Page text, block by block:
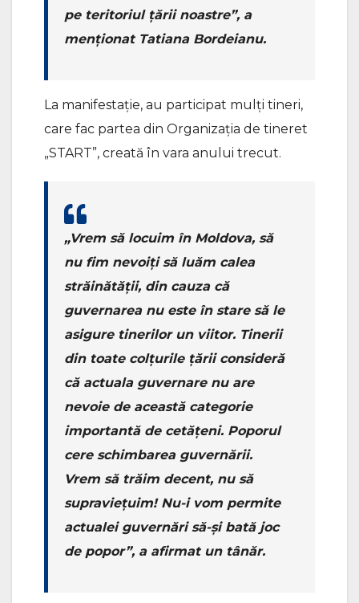
pe teritoriul țării noastre”, a
menționat Tatiana Bordeianu.
La manifestație, au participat mulți tineri,
care fac partea din Organizația de tineret
„START”, creată în vara anului trecut.
„Vrem să locuim în Moldova, să
nu fim nevoiți să luăm calea
străinătății, din cauza că
guvernarea nu este în stare să le
asigure tinerilor un viitor. Tinerii
din toate colțurile țării consideră
că actuala guvernare nu are
nevoie de această categorie
importantă de cetățeni. Poporul
cere schimbarea guvernării.
Vrem să trăim decent, nu să
supraviețuim! Nu-i vom permite
actualei guvernări să-și bată joc
de popor”, a afirmat un tânăr.